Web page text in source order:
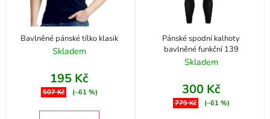
Bavlněné pánské tílko klasik
Skladem
195 Kč
507 Kč (–61 %)
Pánské spodní kalhoty
bavlněné funkční 139
Skladem
300 Kč
779 Kč (–61 %)